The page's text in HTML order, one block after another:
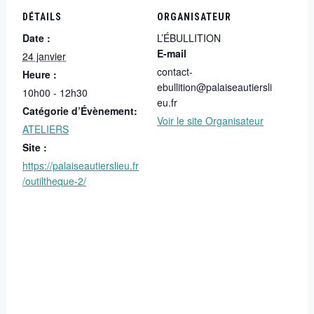
DÉTAILS
Date :
24 janvier
Heure :
10h00 - 12h30
Catégorie d’Évènement:
ATELIERS
Site :
https://palaiseautierslieu.fr
/outiltheque-2/
ORGANISATEUR
L’ÉBULLITION
E-mail
contact-
ebullition@palaiseautiersli
eu.fr
Voir le site Organisateur